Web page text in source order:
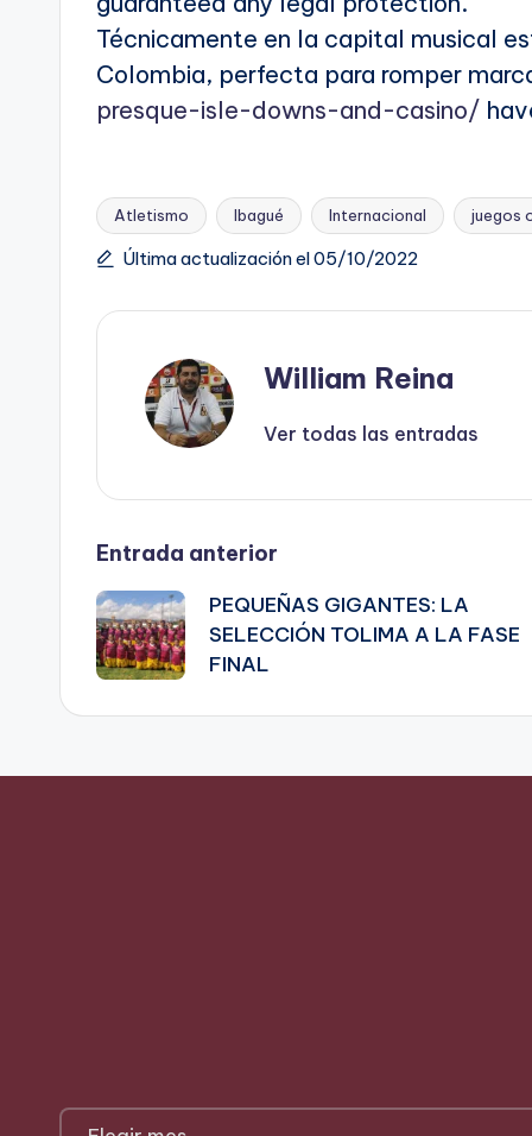
Técnicamente en la capital musical
Colombia, perfecta para romper
presque-isle-downs-and-casino/
Etiquetas:
Atletismo Ibagué Internacional juegos
Última actualización el 05/10/2022
William Reina
Ver todas las entradas
Navegación
de
entradas
Entrada anterior
PEQUEÑAS GIGANTES: LA
SELECCIÓN TOLIMA A LA FASE
FINAL
NOTICIAS